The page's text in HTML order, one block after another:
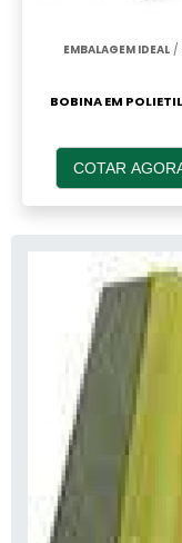
EMBALAGEM IDEAL /
BOBINA EM
COTAR